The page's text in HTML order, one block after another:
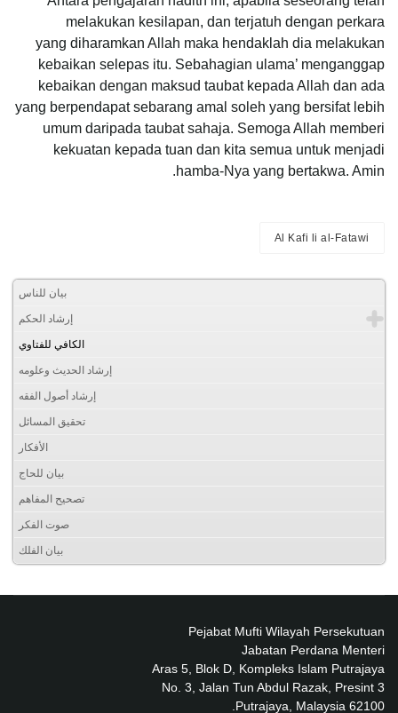
melakukan kesilapan, dan terjatuh dengan perkara
yang diharamkan Allah maka hendaklah dia melakukan
kebaikan selepas itu. Sebahagian ulama’ menganggap
kebaikan dengan maksud taubat kepada Allah dan ada
yang berpendapat sebarang amal soleh yang bersifat lebih
umum daripada taubat sahaja. Semoga Allah memberi
kekuatan kepada tuan dan kita semua untuk menjadi
hamba-Nya yang bertakwa. Amin.
Al Kafi li al-Fatawi
بيان للناس
إرشاد الحكم
الكافي للفتاوي
إرشاد الحديث وعلومه
إرشاد أصول الفقه
تحقيق المسائل
الأفكار
بيان للحاج
تصحيح المفاهم
صوت الفكر
بيان الفلك
Pejabat Mufti Wilayah Persekutuan
Jabatan Perdana Menteri
Aras 5, Blok D, Kompleks Islam Putrajaya
No. 3, Jalan Tun Abdul Razak, Presint 3
62100 Putrajaya, Malaysia.